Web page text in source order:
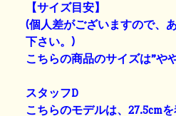
【サイズ目安】
(個人差がございますので、
下さい。)
こちらの商品のサイズは”や
スタッフD
こちらのモデルは、27.5cmを